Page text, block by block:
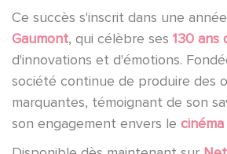
Ce succès s'inscrit dans une
Gaumont, qui célèbre ses 130 ans
d'innovations et d'émotions.
société continue de produire des
marquantes, témoignant de son
son engagement envers le